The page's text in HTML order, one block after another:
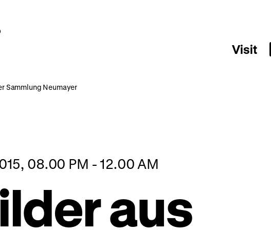
Visit
Sammlung Neumayer
08.00 PM - 12.00 AM
aus